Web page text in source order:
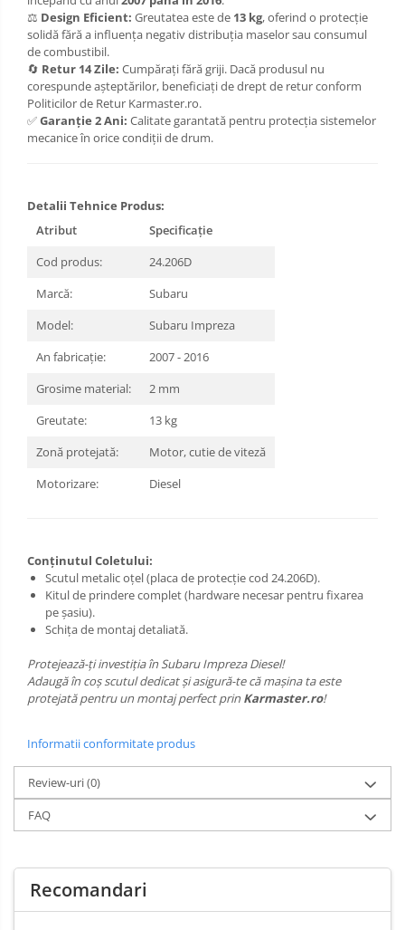
Carlige Polestar
Carlige Porsche
Carlige Renault
Carlige Seat
Carlige Subaru
Carlige Suzuki
Carlige Tesla
Carlige Toyota
Carlige Volkswagen
Carlige Volvo
Carlige Xpeng
Carlige Xpeng G6
Carlige Xpeng G9
Scut motor Toyota
Scut motor Volvo
Scut motor Volvo C40
Scut motor Volvo V90
Scut motor Volvo XC40
⚖️ Design Eficient: Greutatea este de 13 kg, oferind o protecție
solidă fără a influența negativ distribuția maselor sau consumul
de combustibil.
🔄 Retur 14 Zile: Cumpărați fără griji. Dacă produsul nu
corespunde așteptărilor, beneficiați de drept de retur conform
Politicilor de Retur Karmaster.ro.
✅Garanție 2 Ani: Calitate garantată pentru protecția sistemelor
mecanice în orice condiții de drum.
Detalii Tehnice Produs:
Atribut
Specificație
Cod produs:
24.206D
Marcă:
Subaru
Model:
Subaru Impreza
An fabricație:
2007 - 2016
Grosime material:
2 mm
Greutate:
13 kg
Zonă protejată:
Motor, cutie de viteză
Motorizare:
Diesel
Conținutul Coletului:
Scutul metalic oțel (placa de protecție cod 24.206D).
Kitul de prindere complet (hardware necesar pentru fixarea
pe șasiu).
Schița de montaj detaliată.
Protejează-ți investiția în Subaru Impreza Diesel!
Adaugă în coș scutul dedicat și asigură-te că mașina ta este
protejată pentru un montaj perfect prin Karmaster.ro!
Informatii conformitate produs
Review-uri(0)
FAQ
Recomandari